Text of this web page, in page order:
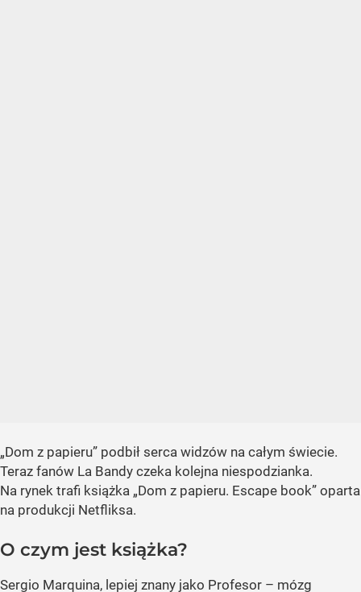
„Dom z papieru” podbił serca widzów na całym świecie.
Teraz fanów La Bandy czeka kolejna niespodzianka.
Na rynek trafi książka „Dom z papieru. Escape book” oparta
na produkcji Netfliksa.
O czym jest książka?
Sergio Marquina, lepiej znany jako Profesor – mózg